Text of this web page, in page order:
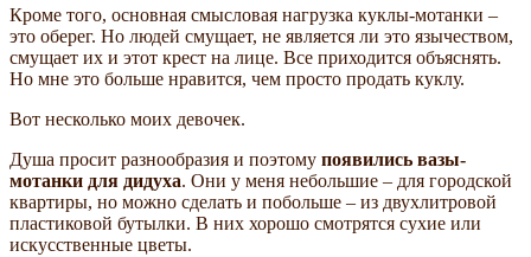
Кроме того, основная смысловая нагрузка куклы-мотанки –
это оберег. Но людей смущает, не является ли это язычеством,
смущает их и этот крест на лице. Все приходится объяснять.
Но мне это больше нравится, чем просто продать куклу.
Вот несколько моих девочек.
Душа просит разнообразия и поэтому появились вазы-
мотанки для дидуха. Они у меня небольшие – для городской
квартиры, но можно сделать и побольше – из двухлитровой
пластиковой бутылки. В них хорошо смотрятся сухие или
искусственные цветы.